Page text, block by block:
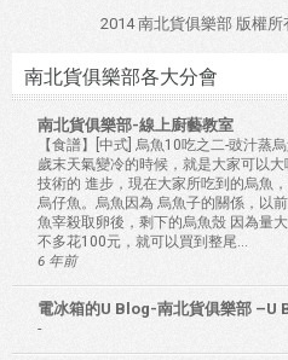
2014 南北貨俱樂部 版權所
南北貨俱樂部各大分會
南北貨俱樂部-線上廚藝教室
【食譜】[中式] 烏魚10吃之二-豉汁蒸烏
歲末天氣變冷的時候，就是大家可以
技術的 進步，現在大家所吃到的烏魚
烏仔魚。烏魚因為 烏魚子的關係，以
魚宰殺取卵後，剩下的烏魚殼 因為量
不多花100元，就可以買到整尾...
6 年前
電冰箱的U Blog-南北貨俱樂部 –U
-